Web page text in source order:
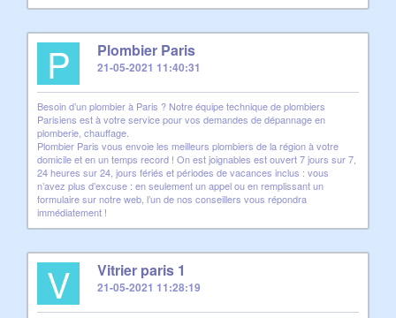
P Plombier Paris
21-05-2021 11:40:31
Besoin d’un plombier à Paris ? Notre équipe technique de plombiers
Parisiens est à votre service pour vos demandes de dépannage en
plomberie, chauffage.
Plombier Paris vous envoie les meilleurs plombiers de la région à votre
domicile et en un temps record ! On est joignables est ouvert 7 jours sur 7,
24 heures sur 24, jours fériés et périodes de vacances inclus : vous
n’avez plus d’excuse : en seulement un appel ou en remplissant un
formulaire sur notre web, l’un de nos conseillers vous répondra
immédiatement !
V Vitrier paris 1
21-05-2021 11:28:19